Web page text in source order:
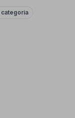
categoria